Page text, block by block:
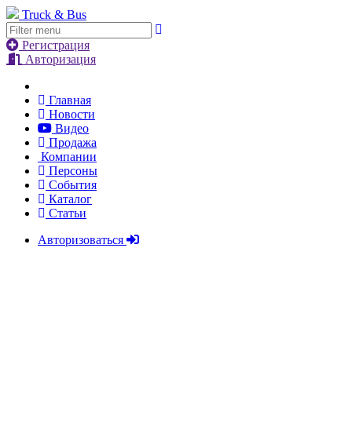
Truck & Bus
Регистрация
Авторизация
Главная
Новости
Видео
Продажа
Компании
Персоны
События
Каталог
Статьи
Авторизоваться